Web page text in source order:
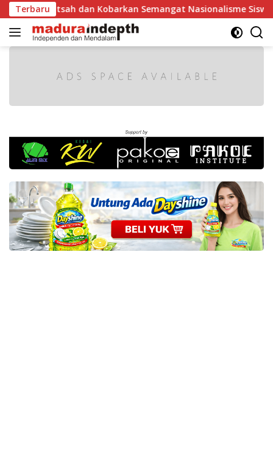
Langsung
ke
konten
Terbaru
dan Kobarkan Semangat Nasionalisme Siswa